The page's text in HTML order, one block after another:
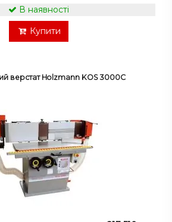
В наявності
Купити
верстат Holzmann KOS 3000C